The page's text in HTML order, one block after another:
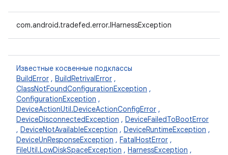
com.android.tradefed.error.IHarnessException
Известные косвенные подклассы
BuildError , BuildRetrivalError ,
ClassNotFoundConfigurationException ,
ConfigurationException ,
DeviceActionUtil.DeviceActionConfigError ,
DeviceDisconnectedException , DeviceFailedToBootError
, DeviceNotAvailableException , DeviceRuntimeException ,
DeviceUnResponseException , FatalHostError ,
FileUtil.LowDiskSpaceException , HarnessException ,